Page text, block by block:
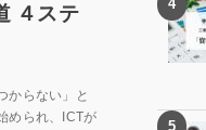
４ステ
からない」と
められ、ICTが